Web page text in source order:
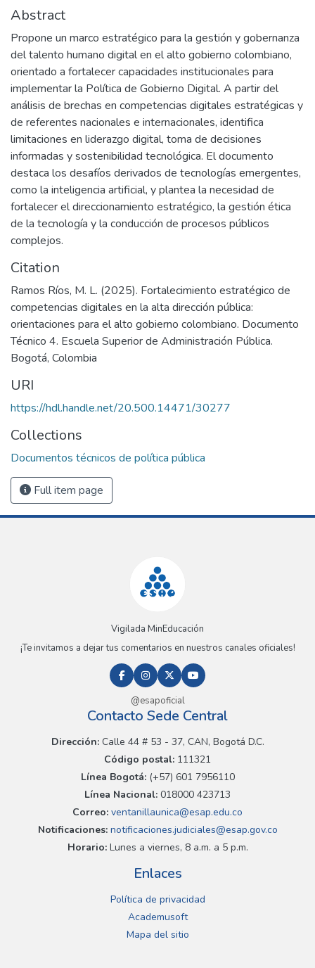
Abstract
Propone un marco estratégico para la gestión y gobernanza
del talento humano digital en el alto gobierno colombiano,
orientado a fortalecer capacidades institucionales para
implementar la Política de Gobierno Digital. A partir del
análisis de brechas en competencias digitales estratégicas y
de referentes nacionales e internacionales, identifica
limitaciones en liderazgo digital, toma de decisiones
informadas y sostenibilidad tecnológica. El documento
destaca los desafíos derivados de tecnologías emergentes,
como la inteligencia artificial, y plantea la necesidad de
fortalecer el direccionamiento estratégico, la gestión ética
de la tecnología y la conducción de procesos públicos
complejos.
Citation
Ramos Ríos, M. L. (2025). Fortalecimiento estratégico de
competencias digitales en la alta dirección pública:
orientaciones para el alto gobierno colombiano. Documento
Técnico 4. Escuela Superior de Administración Pública.
Bogotá, Colombia
URI
https://hdl.handle.net/20.500.14471/30277
Collections
Documentos técnicos de política pública
Full item page
Vigilada MinEducación
¡Te invitamos a dejar tus comentarios en nuestros canales oficiales!
@esapoficial
Contacto Sede Central
Dirección:Calle 44 # 53 - 37, CAN, Bogotá D.C.
Código postal: 111321
Línea Bogotá:(+57) 601 7956110
Línea Nacional: 018000 423713
Correo: ventanillaunica@esap.edu.co
Notificaciones:notificaciones.judiciales@esap.gov.co
Horario:Lunes a viernes, 8 a.m. a 5 p.m.
Enlaces
Política de privacidad
Academusoft
Mapa del sitio